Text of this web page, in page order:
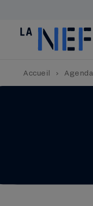
Accueil › Agenda